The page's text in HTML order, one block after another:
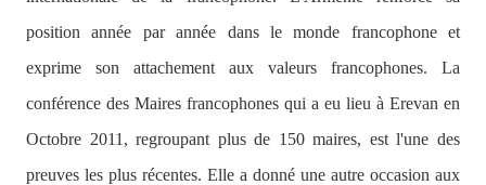
position année par année dans le monde francophone et
exprime son attachement aux valeurs francophones. La
conférence des Maires francophones qui a eu lieu à Erevan en
Octobre 2011, regroupant plus de 150 maires, est l'une des
preuves les plus récentes. Elle a donné une autre occasion aux